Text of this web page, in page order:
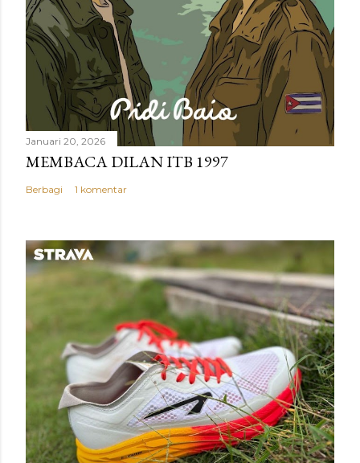
Januari 20, 2026
MEMBACA DILAN ITB 1997
Berbagi 1 komentar